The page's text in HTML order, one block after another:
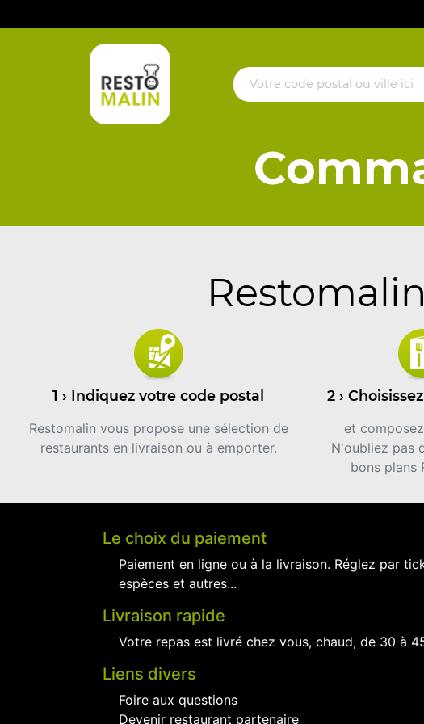
1 › Indiquez votre code postal
Restomalin vous propose une sélection de
restaurants en livraison ou à emporter.
2 ›
et
N'oubliez pas
bons plans
Le choix du paiement
Paiement en ligne ou à la livraison. Réglez par
espèces et autres...
Livraison rapide
Votre repas est livré chez vous, chaud, de 30 à
Liens divers
Foire aux questions
Devenir restaurant partenaire